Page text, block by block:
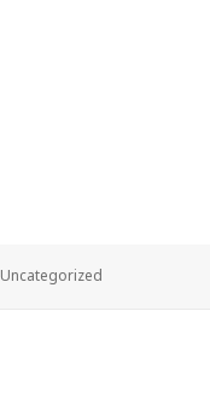
Kategorie
Uncategorized